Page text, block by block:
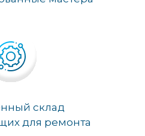
склад
для ремонта